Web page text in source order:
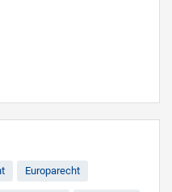
Europarecht